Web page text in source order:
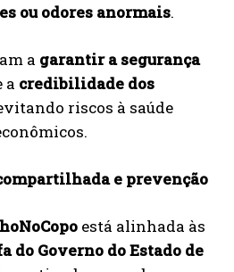
ou odores anormais.
a garantir a segurança
a credibilidade dos
riscos à saúde
e prevenção
está alinhada às
do Governo do Estado de